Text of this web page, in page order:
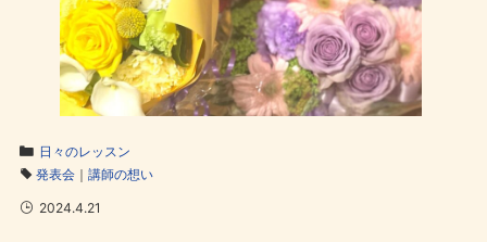
日々のレッスン
発表会 ｜ 講師の想い
2024.4.21